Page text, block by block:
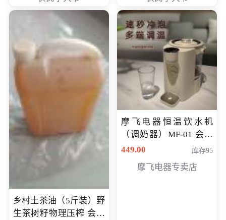
乡村土茶油（5斤装）野
生茶树籽物理压榨 会员
摩飞电器恒温饮水机
（调奶器）MF-01 会员
专享价366元
449.00 库存95
摩飞电器专卖店